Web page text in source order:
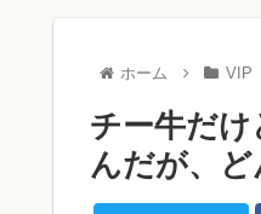
ホーム VIP
チー牛だ
んだが、ど